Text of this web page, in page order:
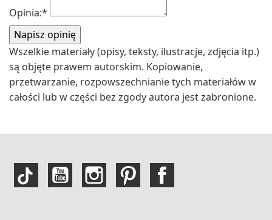
Opinia:*
Wszelkie materiały (opisy, teksty, ilustracje, zdjęcia itp.)
są objęte prawem autorskim. Kopiowanie,
przetwarzanie, rozpowszechnianie tych materiałów w
całości lub w części bez zgody autora jest zabronione.